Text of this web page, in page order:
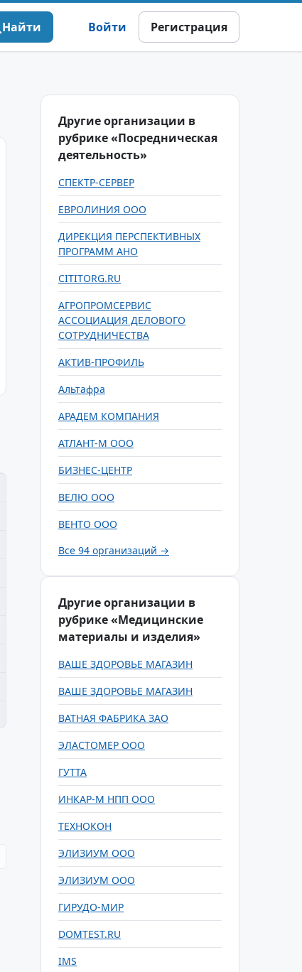
Найти Войти Регистрация
Другие организации в
рубрике «Посредническая
деятельность»
СПЕКТР-СЕРВЕР
ЕВРОЛИНИЯ ООО
ДИРЕКЦИЯ ПЕРСПЕКТИВНЫХ
ПРОГРАММ АНО
CITITORG.RU
АГРОПРОМСЕРВИС
АССОЦИАЦИЯ ДЕЛОВОГО
СОТРУДНИЧЕСТВА
АКТИВ-ПРОФИЛЬ
Альтафра
АРАДЕМ КОМПАНИЯ
АТЛАНТ-М ООО
БИЗНЕС-ЦЕНТР
ВЕЛЮ ООО
ВЕНТО ООО
Все 94 организаций →
Другие организации в
рубрике «Медицинские
материалы и изделия»
ВАШЕ ЗДОРОВЬЕ МАГАЗИН
ВАШЕ ЗДОРОВЬЕ МАГАЗИН
ВАТНАЯ ФАБРИКА ЗАО
ЭЛАСТОМЕР ООО
ГУТТА
ИНКАР-М НПП ООО
ТЕХНОКОН
ЭЛИЗИУМ ООО
ЭЛИЗИУМ ООО
ГИРУДО-МИР
DOMTEST.RU
IMS